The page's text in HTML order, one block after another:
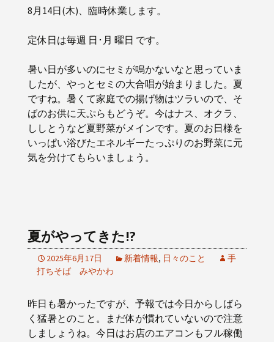
8月14日(木)、臨時休業します。
定休日は毎週 日･月 曜日 です。
暑い日が多いのにセミが鳴かないなと思っていま
したが、やっとセミの大合唱が始まりました。夏
ですね。暑くて家庭での揚げ物はツラいので、そ
ばのお供に天ぷらもどうぞ。今はナス、オクラ、
ししとうなど夏野菜がメインです。夏のお日様を
いっぱい浴びたエネルギーたっぷりのお野菜に元
気を分けてもらいましょう。
夏がやってきた!?
2025年6月17日 新着情報, 日々のこと
手
打ちそば みやかわ
昨日も暑かったですが、予報では今日からしばら
く猛暑とのこと。まだ体が慣れていないので注意
しましょうね。今日はお店のエアコンもフル稼働